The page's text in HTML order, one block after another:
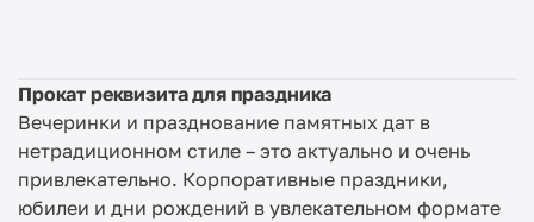
Прокат реквизита для праздника
Вечеринки и празднование памятных дат в
нетрадиционном стиле – это актуально и очень
привлекательно. Корпоративные праздники,
юбилеи и дни рождений в увлекательном формате